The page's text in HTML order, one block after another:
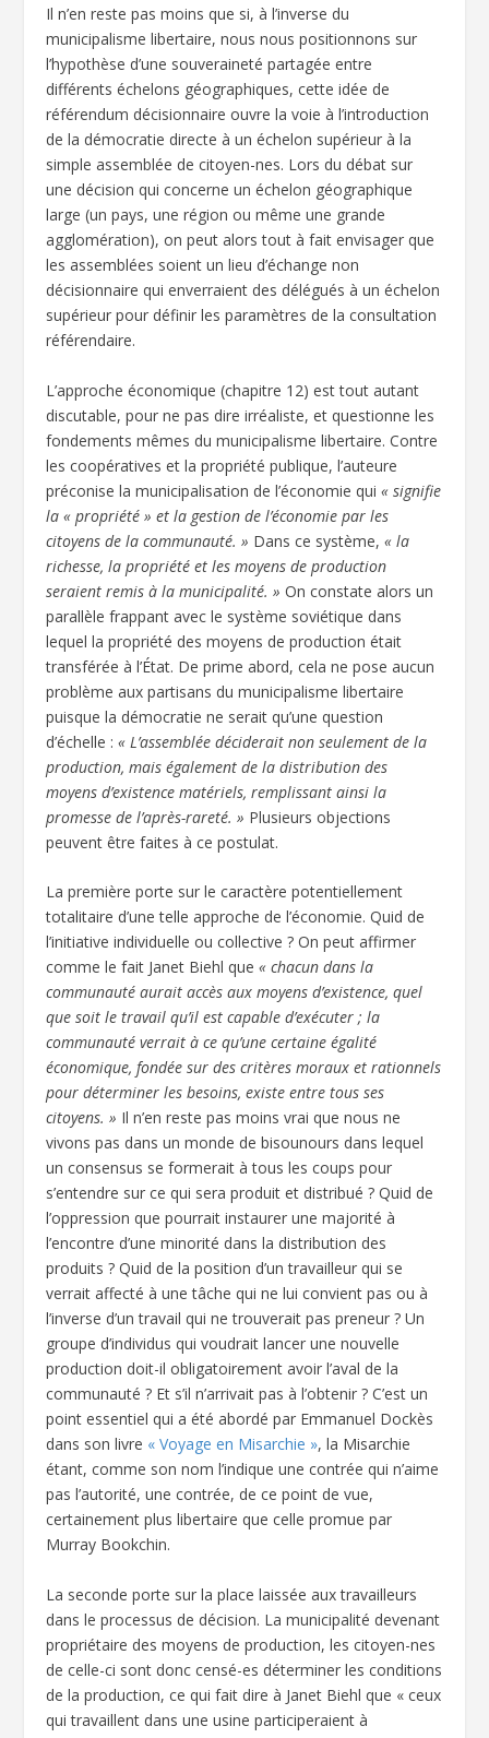
Il n’en reste pas moins que si, à l’inverse du
municipalisme libertaire, nous nous positionnons sur
l’hypothèse d’une souveraineté partagée entre
différents échelons géographiques, cette idée de
référendum décisionnaire ouvre la voie à l’introduction
de la démocratie directe à un échelon supérieur à la
simple assemblée de citoyen-nes. Lors du débat sur
une décision qui concerne un échelon géographique
large (un pays, une région ou même une grande
agglomération), on peut alors tout à fait envisager que
les assemblées soient un lieu d’échange non
décisionnaire qui enverraient des délégués à un échelon
supérieur pour définir les paramètres de la consultation
référendaire.
L’approche économique (chapitre 12) est tout autant
discutable, pour ne pas dire irréaliste, et questionne les
fondements mêmes du municipalisme libertaire. Contre
les coopératives et la propriété publique, l’auteure
préconise la municipalisation de l’économie qui« signifie
la « propriété » et la gestion de l’économie par les
citoyens de la communauté. » Dans ce système,« la
richesse, la propriété et les moyens de production
seraient remis à la municipalité. » On constate alors un
parallèle frappant avec le système soviétique dans
lequel la propriété des moyens de production était
transférée à l’État. De prime abord, cela ne pose aucun
problème aux partisans du municipalisme libertaire
puisque la démocratie ne serait qu’une question
d’échelle :« L’assemblée déciderait non seulement de la
production, mais également de la distribution des
moyens d’existence matériels, remplissant ainsi la
promesse de l’après-rareté. » Plusieurs objections
peuvent être faites à ce postulat.
La première porte sur le caractère potentiellement
totalitaire d’une telle approche de l’économie. Quid de
l’initiative individuelle ou collective ? On peut affirmer
comme le fait Janet Biehl que« chacun dans la
communauté aurait accès aux moyens d’existence, quel
que soit le travail qu’il est capable d’exécuter ; la
communauté verrait à ce qu’une certaine égalité
économique, fondée sur des critères moraux et rationnels
pour déterminer les besoins, existe entre tous ses
citoyens. » Il n’en reste pas moins vrai que nous ne
vivons pas dans un monde de bisounours dans lequel
un consensus se formerait à tous les coups pour
s’entendre sur ce qui sera produit et distribué ? Quid de
l’oppression que pourrait instaurer une majorité à
l’encontre d’une minorité dans la distribution des
produits ? Quid de la position d’un travailleur qui se
verrait affecté à une tâche qui ne lui convient pas ou à
l’inverse d’un travail qui ne trouverait pas preneur ? Un
groupe d’individus qui voudrait lancer une nouvelle
production doit-il obligatoirement avoir l’aval de la
communauté ? Et s’il n’arrivait pas à l’obtenir ? C’est un
point essentiel qui a été abordé par Emmanuel Dockès
dans son livre « Voyage en Misarchie », la Misarchie
étant, comme son nom l’indique une contrée qui n’aime
pas l’autorité, une contrée, de ce point de vue,
certainement plus libertaire que celle promue par
Murray Bookchin.
La seconde porte sur la place laissée aux travailleurs
dans le processus de décision. La municipalité devenant
propriétaire des moyens de production, les citoyen-nes
de celle-ci sont donc censé-es déterminer les conditions
de la production, ce qui fait dire à Janet Biehl que « ceux
qui travaillent dans une usine participeraient à